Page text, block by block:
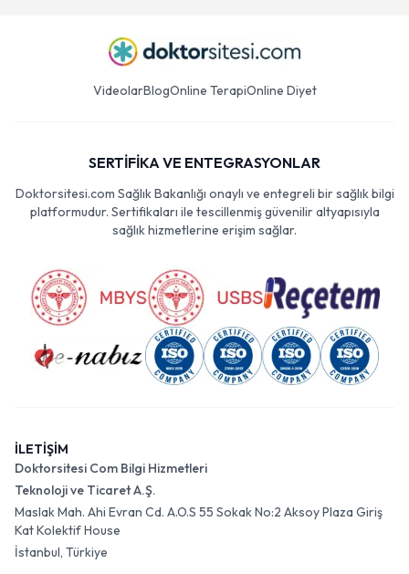
VideolarBlogOnline TerapiOnline Diyet
SERTİFİKA VE ENTEGRASYONLAR
Doktorsitesi.com Sağlık Bakanlığı onaylı ve entegreli bir sağlık bilgi
platformudur. Sertifikaları ile tescillenmiş güvenilir altyapısıyla
sağlık hizmetlerine erişim sağlar.
İLETİŞİM
Doktorsitesi Com Bilgi Hizmetleri
Teknoloji ve Ticaret A.Ş.
Maslak Mah. Ahi Evran Cd. A.O.S 55 Sokak No:2 Aksoy Plaza Giriş
Kat Kolektif House
İstanbul, Türkiye